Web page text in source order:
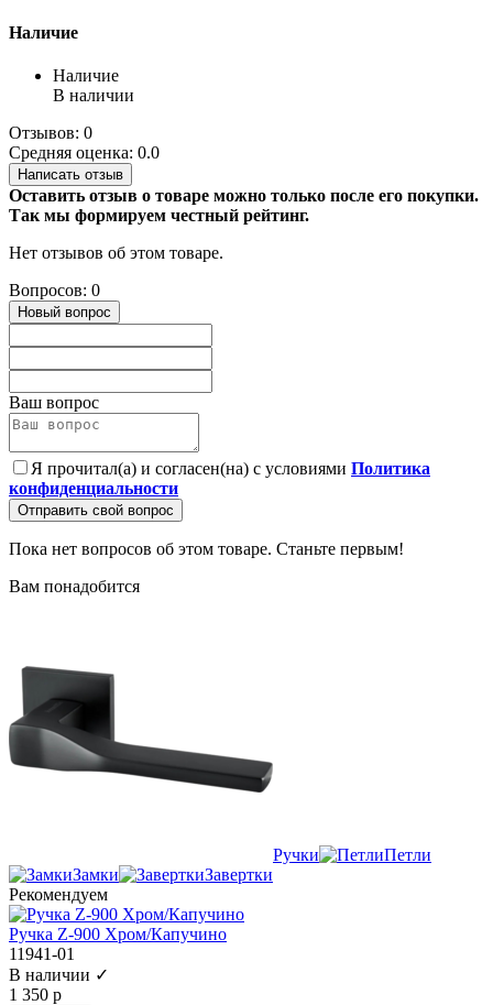
Наличие
Наличие
В наличии
Отзывов: 0
Средняя оценка: 0.0
Написать отзыв
Оставить отзыв о товаре можно только после его покупки.
Так мы формируем честный рейтинг.
Нет отзывов об этом товаре.
Вопросов: 0
Новый вопрос
Ваш вопрос
Я прочитал(а) и согласен(на) с условиями Политика
конфиденциальности
Отправить свой вопрос
Пока нет вопросов об этом товаре. Станьте первым!
Вам понадобится
Ручки
Петли
Замки
Завертки
Рекомендуем
Ручка Z-900 Хром/Капучино
11941-01
В наличии ✓
1 350 р